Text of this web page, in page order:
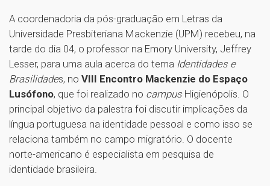
A coordenadoria da pós-graduação em Letras da
Universidade Presbiteriana Mackenzie (UPM) recebeu, na
tarde do dia 04, o professor na Emory University, Jeffrey
Lesser, para uma aula acerca do tema Identidades e
Brasilidades, no VIII Encontro Mackenzie do Espaço
Lusófono, que foi realizado no campus Higienópolis. O
principal objetivo da palestra foi discutir implicações da
língua portuguesa na identidade pessoal e como isso se
relaciona também no campo migratório. O docente
norte-americano é especialista em pesquisa de
identidade brasileira.